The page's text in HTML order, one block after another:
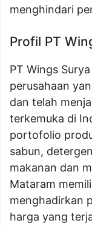
menghindari
Profil PT
PT Wings
perusahaan
dan telah
terkemuka di
portofolio
sabun,
makanan dan
Mataram
menghadirkan
harga yang